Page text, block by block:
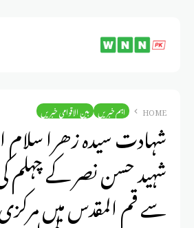
HOME اہم خبریں بین الاقوامی خبریں
شہادت سیدہ زھرا سلام
شہید حسن نصر کے
سے قم المقدس میں